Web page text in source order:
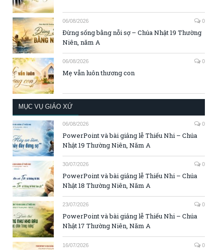
06/08/2026 0
Đừng sống bằng nỗi sợ – Chúa Nhật 19 Thường
Niên, năm A
06/08/2026 0
Mẹ vẫn luôn thương con
MỤC VỤ GIÁO XỨ
06/08/2026 0
PowerPoint và bài giảng lễ Thiếu Nhi – Chúa
Nhật 19 Thường Niên, Năm A
30/07/2026 0
PowerPoint và bài giảng lễ Thiếu Nhi – Chúa
Nhật 18 Thường Niên, Năm A
23/07/2026 0
PowerPoint và bài giảng lễ Thiếu Nhi – Chúa
Nhật 17 Thường Niên, Năm A
16/07/2026 0